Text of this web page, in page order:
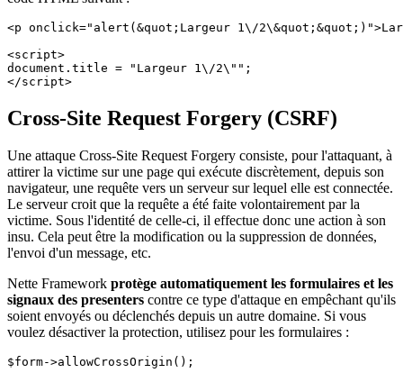
<p onclick="alert(&quot;Largeur 1\/
<script>
document.title = "Largeur 1\/2\"";
Cross-Site Request Forgery (CSRF)
Une attaque Cross-Site Request Forgery consiste, pour l'attaquant, à
attirer la victime sur une page qui exécute discrètement, depuis son
navigateur, une requête vers un serveur sur lequel elle est connectée.
Le serveur croit que la requête a été faite volontairement par la
victime. Sous l'identité de celle-ci, il effectue donc une action à son
insu. Cela peut être la modification ou la suppression de données,
l'envoi d'un message, etc.
Nette Framework protège automatiquement les formulaires et les
signaux des presenters contre ce type d'attaque en empêchant qu'ils
soient envoyés ou déclenchés depuis un autre domaine. Si vous
voulez désactiver la protection, utilisez pour les formulaires :